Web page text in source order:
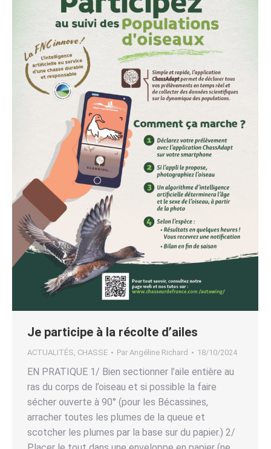
Je participe à la récolte d’ailes
ACTUALITÉS, CHASSE Par Angéline Richard 18/10/2024
EN PRATIQUE 1/ Bien sectionner l’aile entière au
ras du corps de l’oiseau et si possible la faire
sécher ouverte à 90° (pour les Bécassines,
arracher toutes les plumes de la queue et
scotcher les plumes par la base sur du papier.) 2/